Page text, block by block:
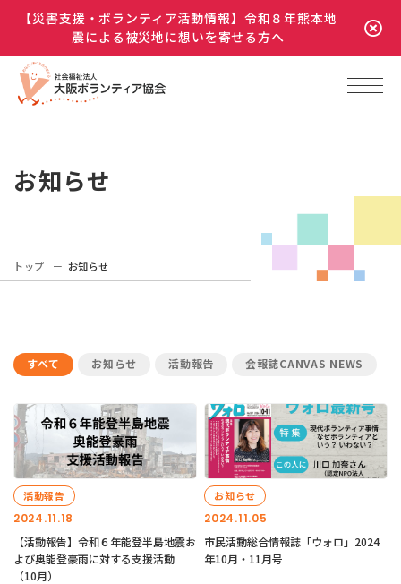
【災害支援・ボランティア活動情報】令和８年熊本地
震による被災地に想いを寄せる方へ
お知らせ
トップ お知らせ
すべて お知らせ 活動報告 会報誌CANVAS NEWS
2024.11.18
活動報告
【活動報告】令和６年能登半島地震お
よび奥能登豪雨に対する支援活動
（10月）
2024.11.05
お知らせ
市民活動総合情報誌「ウォロ」2024
年10月・11月号